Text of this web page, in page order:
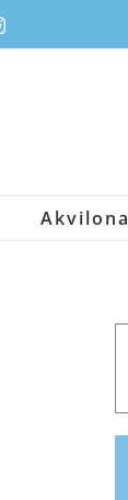
Instagram
Akvilona